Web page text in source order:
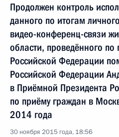
Продолжен контроль
данного по итогам
видео-конференц-связи
области, проведённого
Российской Федерации
Российской Федерации
в Приёмной Президента
по приёму граждан в
2014 года
30 ноября 2015 года, 18:56